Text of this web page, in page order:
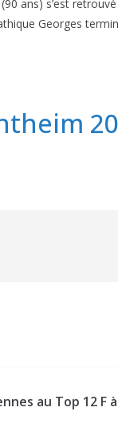
(90 ans) s’est
Georges
au Top 12 F